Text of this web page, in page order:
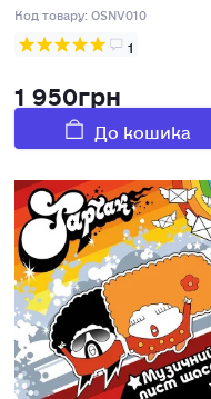
Код товару:OSNV010
1
1 950грн
До кошика